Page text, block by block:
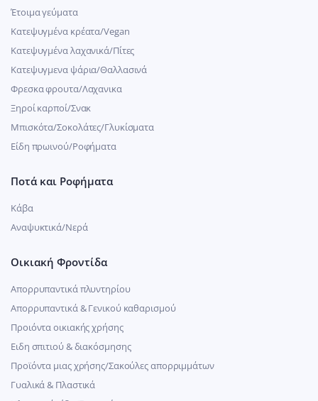
Έτοιμα γεύματα
Κατεψυγμένα κρέατα/Vegan
Kατεψυγμένα λαχανικά/Πίτες
Κατεψυγμενα ψάρια/Θαλλασινά
Φρεσκα φρουτα/Λαχανικα
Ξηροί καρποί/Σνακ
Μπισκότα/Σοκολάτες/Γλυκίσματα
Είδη πρωινού/Ροφήματα
Ποτά και Ροφήματα
Κάβα
Αναψυκτικά/Νερά
Οικιακή Φροντίδα
Απορρυπαντικά πλυντηρίου
Απορρυπαντικά & Γενικού καθαρισμού
Προιόντα οικιακής χρήσης
Ειδη σπιτιού & διακόσμησης
Προϊόντα μιας χρήσης/Σακούλες απορριμμάτων
Γυαλικά & Πλαστικά